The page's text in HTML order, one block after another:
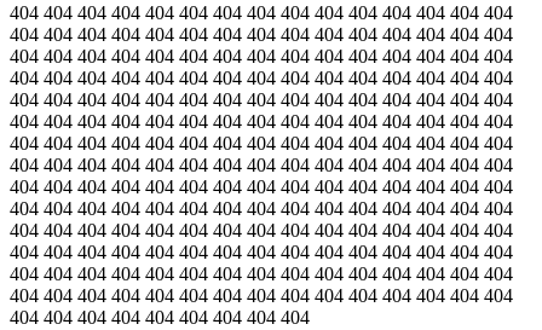
404 404 404 404 404 404 404 404 404 404 404 404 404 404 404
404 404 404 404 404 404 404 404 404 404 404 404 404 404 404
404 404 404 404 404 404 404 404 404 404 404 404 404 404 404
404 404 404 404 404 404 404 404 404 404 404 404 404 404 404
404 404 404 404 404 404 404 404 404 404 404 404 404 404 404
404 404 404 404 404 404 404 404 404 404 404 404 404 404 404
404 404 404 404 404 404 404 404 404 404 404 404 404 404 404
404 404 404 404 404 404 404 404 404 404 404 404 404 404 404
404 404 404 404 404 404 404 404 404 404 404 404 404 404 404
404 404 404 404 404 404 404 404 404 404 404 404 404 404 404
404 404 404 404 404 404 404 404 404 404 404 404 404 404 404
404 404 404 404 404 404 404 404 404 404 404 404 404 404 404
404 404 404 404 404 404 404 404 404 404 404 404 404 404 404
404 404 404 404 404 404 404 404 404 404 404 404 404 404 404
404 404 404 404 404 404 404 404 404